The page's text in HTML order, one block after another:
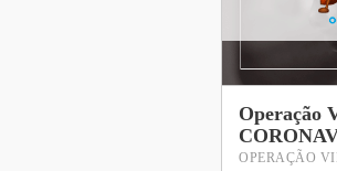
Operação
OPERAÇÃO